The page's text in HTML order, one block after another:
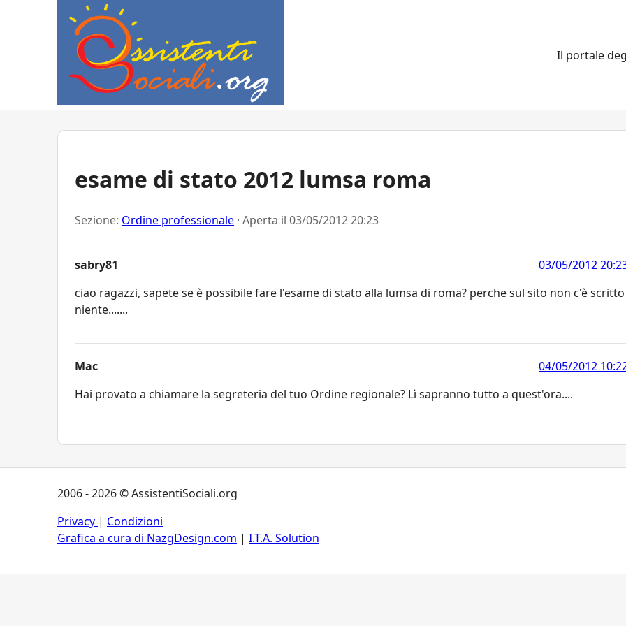
Il portale
esame di stato 2012 lumsa roma
Sezione: Ordine professionale · Aperta il 03/05/2012 20:23
sabry81
03/05/2012
ciao ragazzi, sapete se è possibile fare l'esame di stato alla lumsa di roma? perche sul sito non c'è scritto
niente.......
Mac
04/05/2012
Hai provato a chiamare la segreteria del tuo Ordine regionale? Lì sapranno tutto a quest'ora....
2006 - 2026 © AssistentiSociali.org
Privacy | Condizioni
Grafica a cura di NazgDesign.com | I.T.A. Solution